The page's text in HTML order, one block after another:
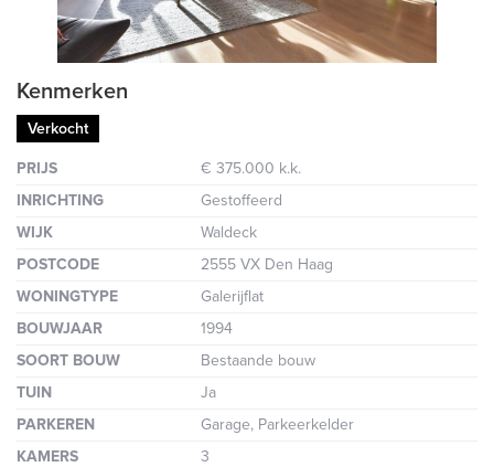
Kenmerken
Verkocht
PRIJS
€ 375.000 k.k.
INRICHTING
Gestoffeerd
WIJK
Waldeck
POSTCODE
2555 VX Den Haag
WONINGTYPE
Galerijflat
BOUWJAAR
1994
SOORT BOUW
Bestaande bouw
TUIN
Ja
PARKEREN
Garage, Parkeerkelder
KAMERS
3